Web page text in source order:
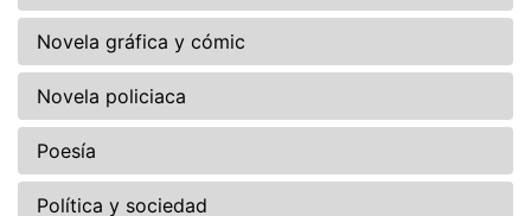
Novela gráfica y cómic
Novela policiaca
Poesía
Política y sociedad